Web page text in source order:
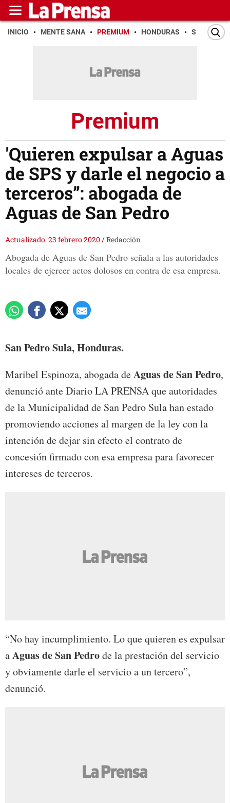
INICIO MENTE SANA PREMIUM HONDURAS SAN PEDRO
Premium
'Quieren expulsar a Aguas
de SPS y darle el negocio a
terceros”: abogada de
Aguas de San Pedro
Actualizado: 23 febrero 2020/Redacción
Abogada de Aguas de San Pedro señala a las autoridades
locales de ejercer actos dolosos en contra de esa empresa.
San Pedro Sula, Honduras.
Maribel Espinoza, abogada deAguas de San Pedro,
denunció ante Diario LA PRENSA que autoridades
de la Municipalidad de San Pedro Sula han estado
promoviendo acciones al margen de la ley con la
intención de dejar sin efecto el contrato de
concesión firmado con esa empresa para favorecer
intereses de terceros.
“No hay incumplimiento. Lo que quieren es expulsar
aAguas de San Pedrode la prestación del servicio
y obviamente darle el servicio a un tercero”,
denunció.